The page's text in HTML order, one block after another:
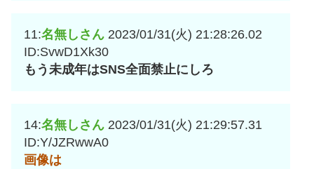
11:名無しさん 2023/01/31(火) 21:28:26.02
ID:SvwD1Xk30
もう未成年はSNS全面禁止にしろ
14:名無しさん 2023/01/31(火) 21:29:57.31
ID:Y/JZRwwA0
画像は